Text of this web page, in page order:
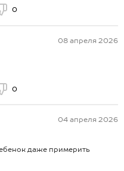
0
08 апреля 2026
0
04 апреля 2026
даже примерить